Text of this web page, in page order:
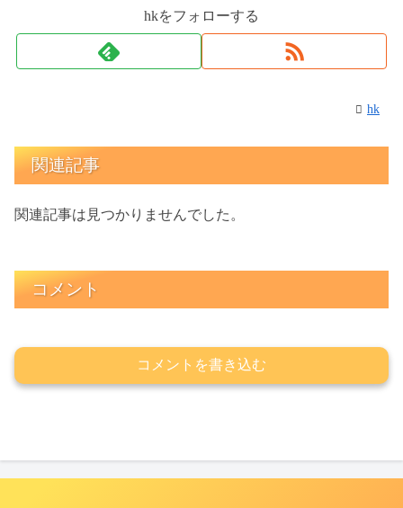
hkをフォローする
hk
関連記事
関連記事は見つかりませんでした。
コメント
コメントを書き込む